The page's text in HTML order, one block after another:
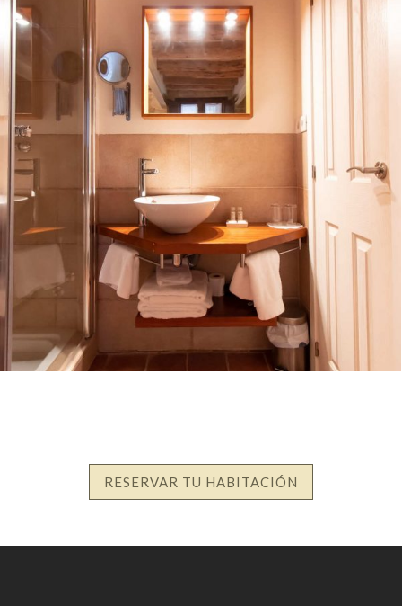
RESERVAR TU HABITACIÓN